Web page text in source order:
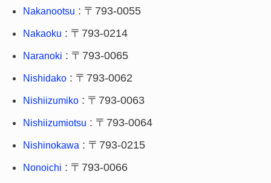
Nakanootsu : 〒793-0055
Nakaoku : 〒793-0214
Naranoki : 〒793-0065
Nishidako : 〒793-0062
Nishiizumiko : 〒793-0063
Nishiizumiotsu : 〒793-0064
Nishinokawa : 〒793-0215
Nonoichi : 〒793-0066